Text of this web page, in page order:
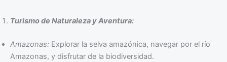
Turismo de Naturaleza y Aventura:
Amazonas: Explorar la selva amazónica, navegar por el río
Amazonas, y disfrutar de la biodiversidad.